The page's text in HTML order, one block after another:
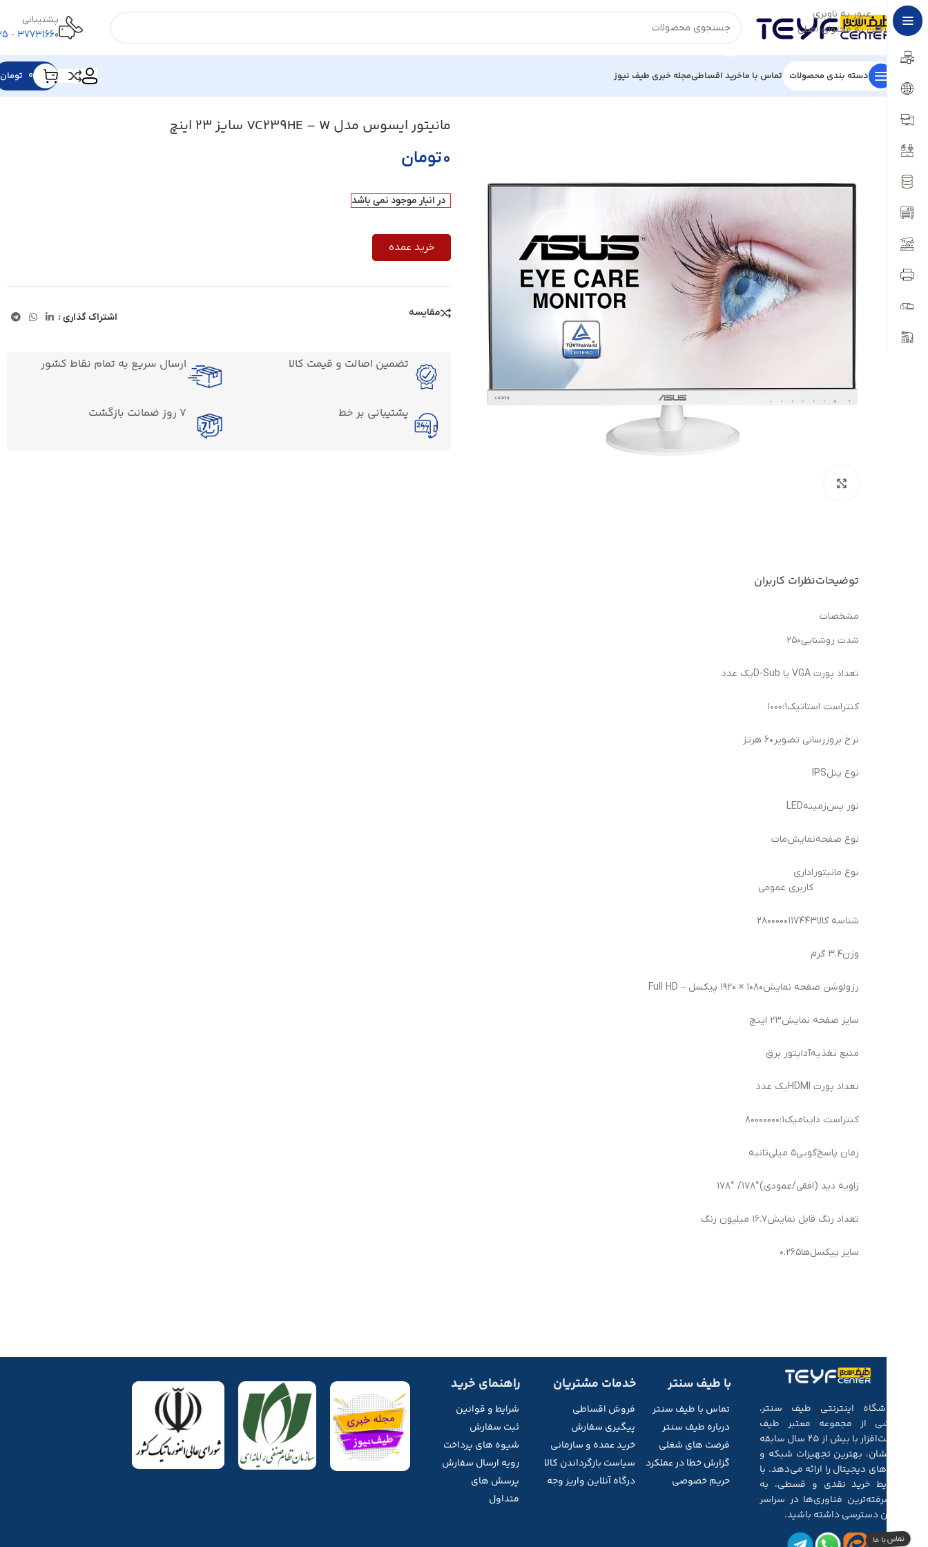
عبور به ناوبری
رفتن به محتوای اصلی
پشتیبانی
37731660 - 025
دسته بندی محصولات تماس با ماخرید اقساطیمجله خبری طیف نیوز ۰ تومان
خانه/قطعات کامپیوتر/
مانیتور ایسوس مدل VC239HE – W سایز 23 اینچ
۰تومان
در انبار موجود نمی باشد
خرید عمده
مقایسه اشتراک گذاری :
تضمین اصالت و قیمت کالا ارسال سریع به تمام نقاط کشور
پشتیبانی بر خط 7 روز ضمانت بازگشت
توضیحاتنظرات کاربران
مشخصات
شدت روشنایی۲۵۰
تعداد پورت VGA یا D-Sub یک عدد
کنتراست استاتیک۱۰۰۰:۱
نرخ بروزرسانی تصویر۶۰ هرتز
نوع پنلIPS
نور پس‌زمینهLED
نوع صفحه‌نمایشمات
نوع مانیتوراداری
کاربری عمومی
شناسه کالا۲۸۰۰۰۰۰۱۱۷۴۴۳
وزن۳.۴ گرم
رزولوشن صفحه نمایش۱۰۸۰ × ۱۹۲۰ پیکسل – Full HD
سایز صفحه نمایش۲۳ اینچ
منبع تغذیهآداپتور برق
تعداد پورت HDMI یک عدد
کنتراست داینامیک۸۰۰۰۰۰۰۰:۱
زمان پاسخ‌گویی۵ میلی‌ثانیه
زاویه دید (افقی/عمودی)۱۷۸°/ ۱۷۸°
تعداد رنگ قابل نمایش۱۶.۷ میلیون رنگ
سایز پیکسل‌ها۰.۲۶۵
فروشگاه اینترنتی طیف سنتر،
بخشی از مجموعه‌ معتبر طیف
سخت‌افزار با بیش از ۲۵ سال سابقه‌
درخشان، بهترین تجهیزات شبکه و
کالاهای دیجیتال را ارائه می‌دهد. با
شرایط خرید نقدی و قسطی، به
پیشرفته‌ترین فناوری‌ها در سراسر
ایران دسترسی داشته باشید.
با طیف سنتر
تماس با طیف سنتر
درباره طیف سنتر
فرصت های شغلی
گزارش خطا در عملکرد
حریم خصوصی
خدمات مشتریان
فروش اقساطی
پیگیری سفارش
خرید عمده و سازمانی
سیاست بازگرداندن کالا
درگاه آنلاین واریز وجه
راهنمای خرید
شرایط و قوانین
ثبت سفارش
شیوه های پرداخت
رویه ارسال سفارش
پرسش های
متداول